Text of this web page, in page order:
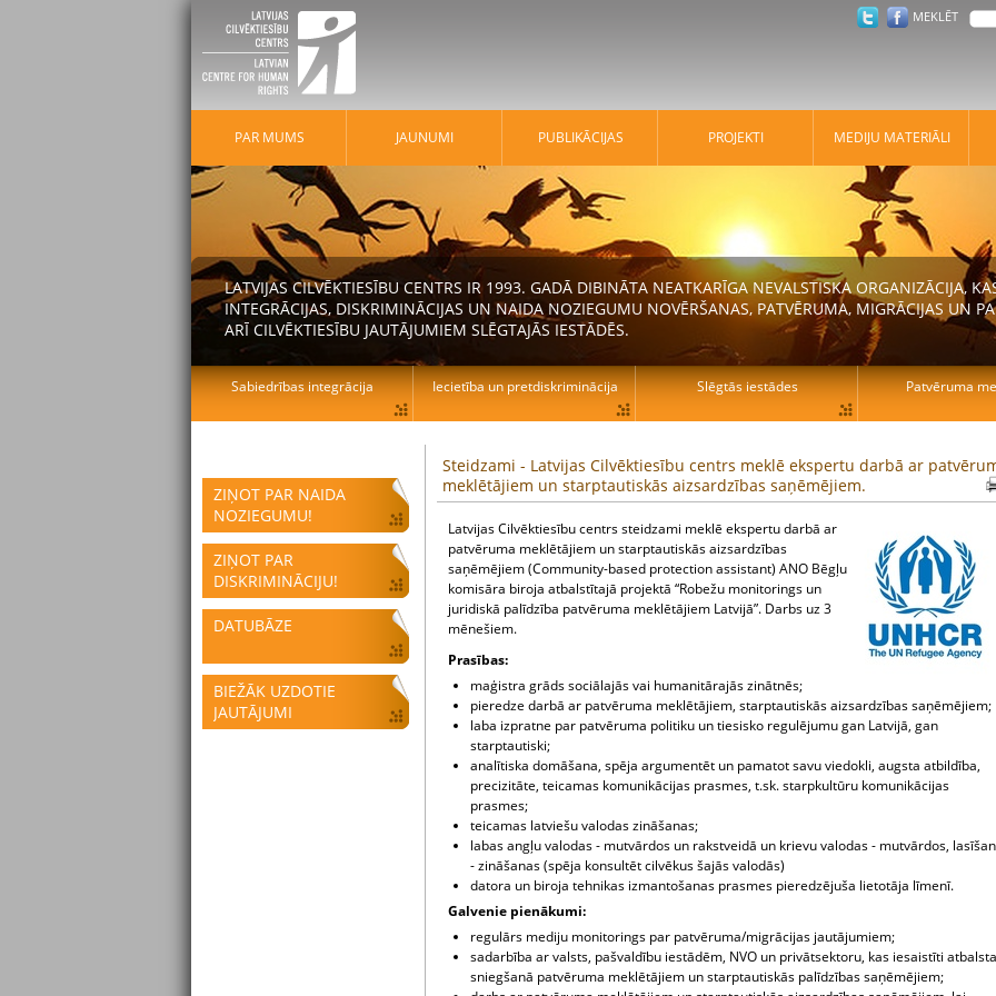
ZIŅOT PAR NAIDA
NOZIEGUMU!
ZIŅOT PAR
DISKRIMINĀCIJU!
DATUBĀZE
BIEŽĀK UZDOTIE
JAUTĀJUMI
Steidzami - Latvijas Cilvēktiesību centrs meklē ekspertu darbā ar
meklētājiem un starptautiskās aizsardzības saņēmējiem.
Latvijas Cilvēktiesību centrs steidzami meklē ekspertu darbā ar
patvēruma meklētājiem un starptautiskās aizsardzības
saņēmējiem (Community-based protection assistant) ANO Bēgļu
komisāra biroja atbalstītajā projektā “Robežu monitorings un
juridiskā palīdzība patvēruma meklētājiem Latvijā”. Darbs uz 3
mēnešiem.
Prasības:
maģistra grāds sociālajās vai humanitārajās zinātnēs;
pieredze darbā ar patvēruma meklētājiem, starptautiskās aizsardzības saņēmējiem;
laba izpratne par patvēruma politiku un tiesisko regulējumu gan Latvijā, gan
starptautiski;
analītiska domāšana, spēja argumentēt un pamatot savu viedokli, augsta atbildība,
precizitāte, teicamas komunikācijas prasmes, t.sk. starpkultūru komunikācijas
prasmes;
teicamas latviešu valodas zināšanas;
labas angļu valodas - mutvārdos un rakstveidā un krievu valodas - mutvārdos,
- zināšanas (spēja konsultēt cilvēkus šajās valodās)
datora un biroja tehnikas izmantošanas prasmes pieredzējuša lietotāja līmenī.
Galvenie pienākumi:
regulārs mediju monitorings par patvēruma/migrācijas jautājumiem;
sadarbība ar valsts, pašvaldību iestādēm, NVO un privātsektoru, kas iesaistīti atbalsta
sniegšanā patvēruma meklētājiem un starptautiskās palīdzības saņēmējiem;
MEKLĒT
PAR MUMS JAUNUMI PUBLIKĀCIJAS PROJEKTI MEDIJU MATERIĀLI
LATVIJAS CILVĒKTIESĪBU CENTRS IR 1993. GADĀ DIBINĀTA NEATKARĪGA NEVALSTISKA ORGANIZĀCIJA,
INTEGRĀCIJAS, DISKRIMINĀCIJAS UN NAIDA NOZIEGUMU NOVĒRŠANAS, PATVĒRUMA, MIGRĀCIJAS UN
ARĪ CILVĒKTIESĪBU JAUTĀJUMIEM SLĒGTAJĀS IESTĀDĒS.
Sabiedrības integrācija Iecietība un pretdiskriminācija Slēgtās iestādes Patvēruma